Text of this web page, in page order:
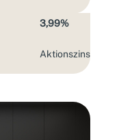
3,99%
Aktions­zins